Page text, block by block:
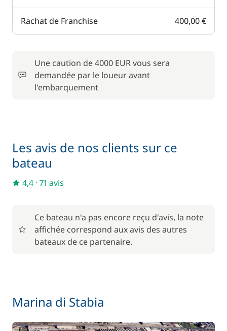
Rachat de Franchise 400,00 €
Une caution de 4000 EUR vous sera
demandée par le loueur avant
l'embarquement
Les avis de nos clients sur ce
bateau
4,4 · 71 avis
Ce bateau n'a pas encore reçu d'avis, la note
affichée correspond aux avis des autres
bateaux de ce partenaire.
Marina di Stabia